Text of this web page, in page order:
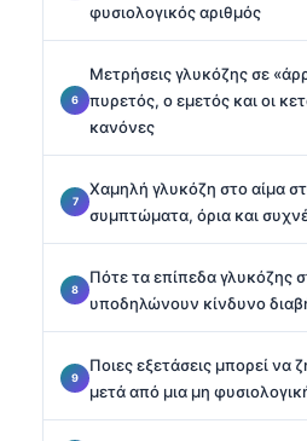
φυσιολογικός αριθμός
Μετρήσεις γλυκόζης σε
πυρετός, ο εμετός και οι
κανόνες
Χαμηλή γλυκόζη στο αίμα
συμπτώματα, όρια και
Πότε τα επίπεδα γλυκόζης
υποδηλώνουν κίνδυνο
Ποιες εξετάσεις μπορεί να
μετά από μια μη